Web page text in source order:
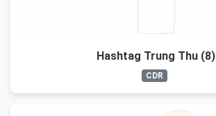
Hashtag Trung Thu (8)
CDR